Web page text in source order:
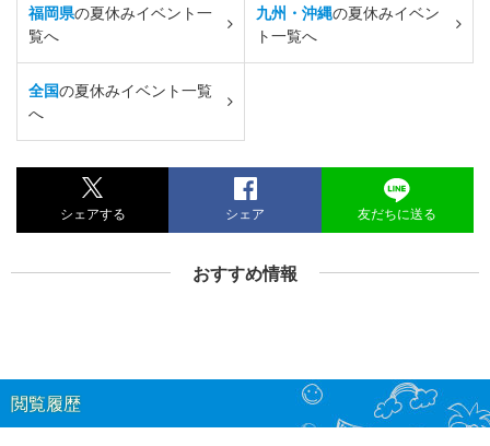
福岡県の夏休みイベント一
覧へ
九州・沖縄の夏休みイベン
ト一覧へ
全国の夏休みイベント一覧
へ
シェアする シェア 友だちに送る
おすすめ情報
閲覧履歴